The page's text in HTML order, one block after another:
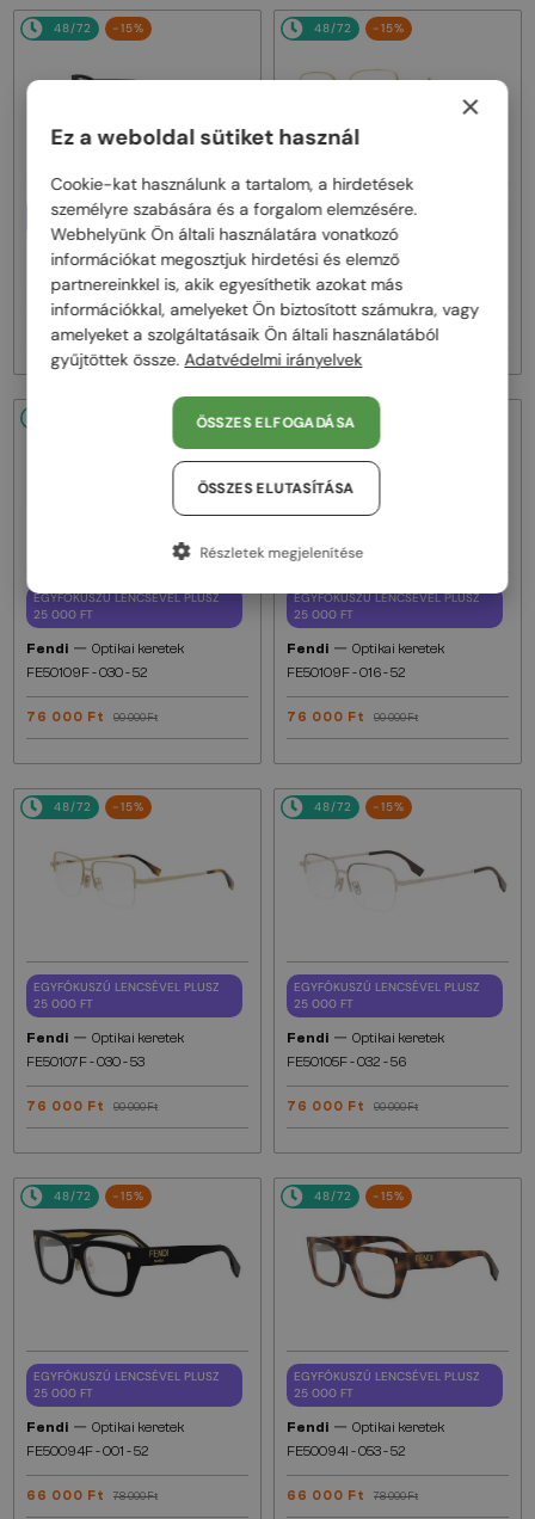
48/72 -15%
EGYFÓKUSZÚ LENCSÉVEL PLUSZ
25 000 FT
Fendi—Optikai keretek
FE50100I - 001 - 53
76 000 Ft 90 000 Ft
48/72 -15%
EGYFÓKUSZÚ LENCSÉVEL PLUSZ
25 000 FT
Fendi—Optikai keretek
FE50110F - 030 - 54
76 000 Ft 90 000 Ft
EGYFÓKUSZÚ LENCSÉVEL PLUSZ
25 000 FT
Fendi — Optikai keretek
FE50109F - 030 - 52
76 000 Ft 90 000 Ft
48/72
EGYFÓKUSZÚ LENCSÉVEL PLUSZ
25 000 FT
Fendi — Optikai keretek
FE50109F - 016 - 52
76 000 Ft 90 000 Ft
48/72 -15%
EGYFÓKUSZÚ LENCSÉVEL PLUSZ
25 000 FT
Fendi — Optikai keretek
FE50107F - 030 - 53
76 000 Ft 90 000 Ft
48/72 -15%
EGYFÓKUSZÚ LENCSÉVEL PLUSZ
25 000 FT
Fendi — Optikai keretek
FE50105F - 032 - 56
76 000 Ft 90 000 Ft
48/72 -15%
EGYFÓKUSZÚ LENCSÉVEL PLUSZ
25 000 FT
Fendi — Optikai keretek
FE50094F - 001 - 52
66 000 Ft 78 000 Ft
48/72 -15%
EGYFÓKUSZÚ LENCSÉVEL PLUSZ
25 000 FT
Fendi — Optikai keretek
FE50094I - 053 - 52
66 000 Ft 78 000 Ft
×
Ez a weboldal sütiket használ
Cookie-kat használunk a tartalom, a hirdetések
személyre szabására és a forgalom elemzésére.
Webhelyünk Ön általi használatára vonatkozó
információkat megosztjuk hirdetési és elemző
partnereinkkel is, akik egyesíthetik azokat más
információkkal, amelyeket Ön biztosított számukra, vagy
amelyeket a szolgáltatásaik Ön általi használatából
gyűjtöttek össze. Adatvédelmi irányelvek
ÖSSZES ELFOGADÁSA
ÖSSZES ELUTASÍTÁSA
Részletek megjelenítése